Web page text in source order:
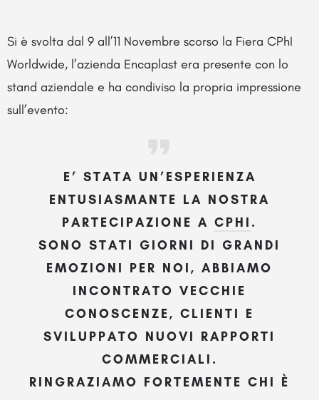
Si è svolta dal 9 all’11 Novembre scorso la Fiera CPhI
Worldwide, l’azienda Encaplast era presente con lo
stand aziendale e ha condiviso la propria impressione
sull’evento:
E’ STATA UN’ESPERIENZA
ENTUSIASMANTE LA NOSTRA
PARTECIPAZIONE A CPHI .
SONO STATI GIORNI DI GRANDI
EMOZIONI PER NOI, ABBIAMO
INCONTRATO VECCHIE
CONOSCENZE, CLIENTI E
SVILUPPATO NUOVI RAPPORTI
COMMERCIALI.
RINGRAZIAMO FORTEMENTE CHI È